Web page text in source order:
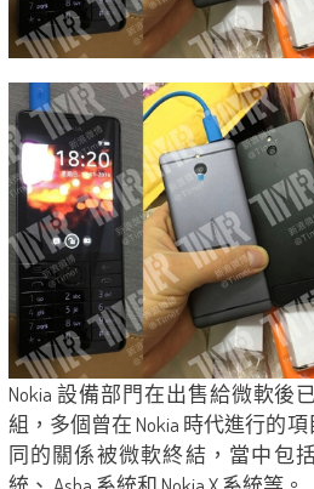
Nokia 設備部門在出售給微軟後
組，多個曾在 Nokia 時代進行的
同的關係被微軟終結，當中包